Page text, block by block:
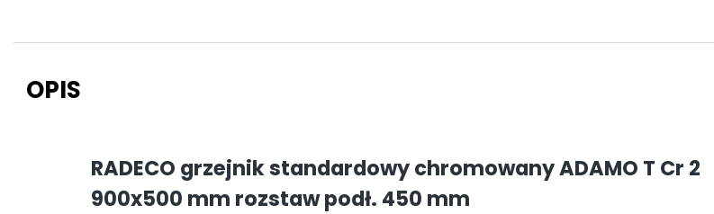
OPIS
RADECO grzejnik standardowy chromowany ADAMO T Cr 2
900x500 mm rozstaw podł. 450 mm